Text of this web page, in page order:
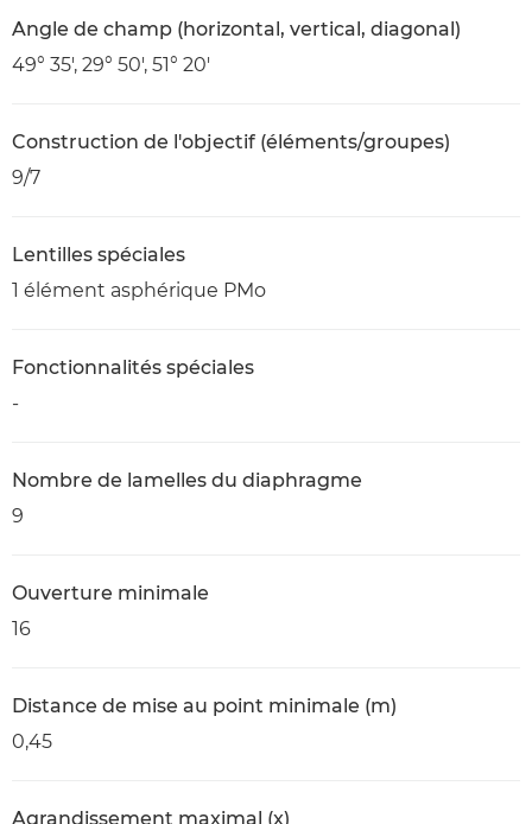
Angle de champ (horizontal, vertical, diagonal)
49° 35', 29° 50', 51° 20'
Construction de l'objectif (éléments/groupes)
9/7
Lentilles spéciales
1 élément asphérique PMo
Fonctionnalités spéciales
-
Nombre de lamelles du diaphragme
9
Ouverture minimale
16
Distance de mise au point minimale (m)
0,45
Agrandissement maximal (x)